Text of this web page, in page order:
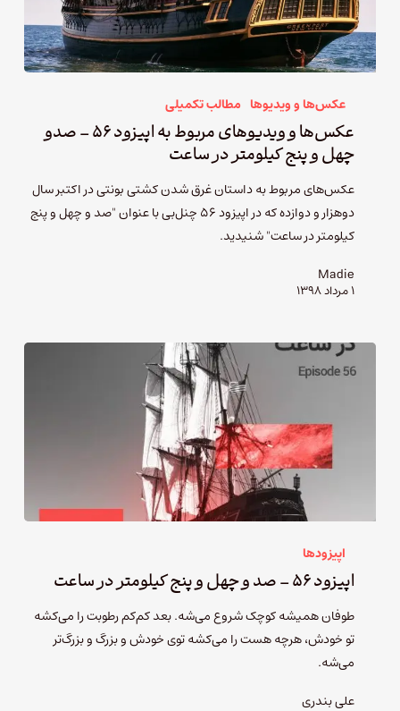
عکس‌ها و ویدیوها مطالب تکمیلی
عکس‌ها و ویدیوهای مربوط به اپیزود ۵۶ – صدو
چهل و پنج کیلومتر در ساعت
عکس‌های مربوط به داستان غرق شدن کشتی بونتی در اکتبر سال
دوهزار و دوازده که در اپیزود ۵۶ چنل‌بی با عنوان "صد و چهل و پنج
کیلومتر در ساعت" شنیدید.
Madie
۱ مرداد ۱۳۹۸
اپیزودها
اپیزود ۵۶ – صد و چهل و پنج کیلومتر در ساعت
طوفان همیشه کوچک شروع می‌شه. بعد کم‌کم رطوبت را می‌کشه
تو خودش، هرچه هست را می‌کشه توی خودش و بزرگ و بزرگ‌تر
می‌شه.
علی بندری